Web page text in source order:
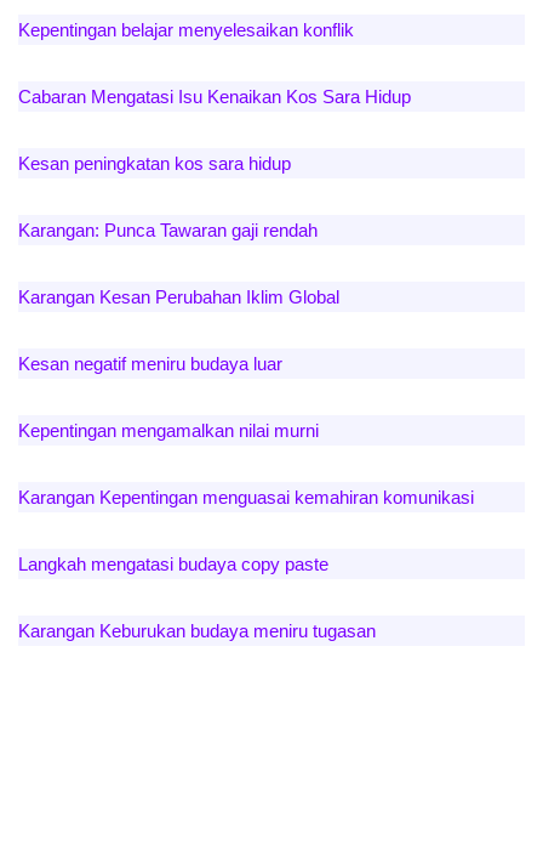
Kepentingan belajar menyelesaikan konflik
Cabaran Mengatasi Isu Kenaikan Kos Sara Hidup
Kesan peningkatan kos sara hidup
Karangan: Punca Tawaran gaji rendah
Karangan Kesan Perubahan Iklim Global
Kesan negatif meniru budaya luar
Kepentingan mengamalkan nilai murni
Karangan Kepentingan menguasai kemahiran komunikasi
Langkah mengatasi budaya copy paste
Karangan Keburukan budaya meniru tugasan